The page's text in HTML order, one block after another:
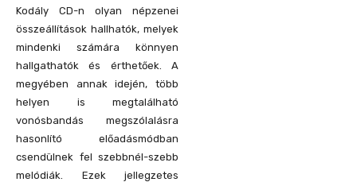
Kodály CD-n olyan népzenei
összeállítások hallhatók, melyek
mindenki számára könnyen
hallgathatók és érthetőek. A
megyében annak idején, több
helyen is megtalálható
vonósbandás megszólalásra
hasonlító előadásmódban
csendülnek fel szebbnél-szebb
melódiák. Ezek jellegzetes